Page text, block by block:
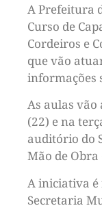
A Prefeitura
Curso de
Cordeiros e
que vão
informações
As aulas vão
(22) e na
auditório do
Mão de Obra
A iniciativa
Secretaria